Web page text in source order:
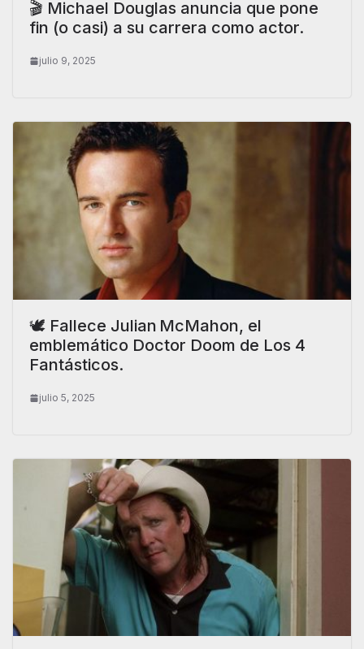
🎬 Michael Douglas anuncia que pone
fin (o casi) a su carrera como actor.
julio 9, 2025
🕊️ Fallece Julian McMahon, el
emblemático Doctor Doom de Los 4
Fantásticos.
julio 5, 2025